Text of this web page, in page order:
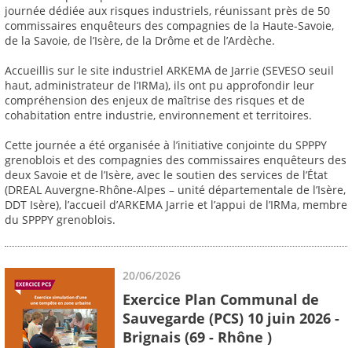
journée dédiée aux risques industriels, réunissant près de 50
commissaires enquêteurs des compagnies de la Haute-Savoie,
de la Savoie, de l’Isère, de la Drôme et de l’Ardèche.
Accueillis sur le site industriel ARKEMA de Jarrie (SEVESO seuil
haut, administrateur de l’IRMa), ils ont pu approfondir leur
compréhension des enjeux de maîtrise des risques et de
cohabitation entre industrie, environnement et territoires.
Cette journée a été organisée à l’initiative conjointe du SPPPY
grenoblois et des compagnies des commissaires enquêteurs des
deux Savoie et de l’Isère, avec le soutien des services de l’État
(DREAL Auvergne-Rhône-Alpes – unité départementale de l’Isère,
DDT Isère), l’accueil d’ARKEMA Jarrie et l’appui de l’IRMa, membre
du SPPPY grenoblois.
20/06/2026
Exercice Plan Communal de
Sauvegarde (PCS) 10 juin 2026 -
Brignais (69 - Rhône )